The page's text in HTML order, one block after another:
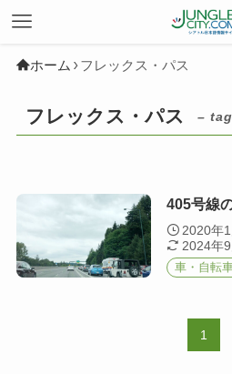
ホーム フレックス・パス
フレックス・パス –
405号線
2020年
2024年
車・自転
1